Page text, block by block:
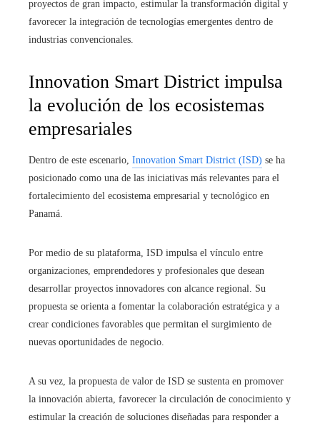
proyectos de gran impacto, estimular la transformación digital y
favorecer la integración de tecnologías emergentes dentro de
industrias convencionales.
Innovation Smart District impulsa
la evolución de los ecosistemas
empresariales
Dentro de este escenario, Innovation Smart District (ISD) se ha
posicionado como una de las iniciativas más relevantes para el
fortalecimiento del ecosistema empresarial y tecnológico en
Panamá.
Por medio de su plataforma, ISD impulsa el vínculo entre
organizaciones, emprendedores y profesionales que desean
desarrollar proyectos innovadores con alcance regional. Su
propuesta se orienta a fomentar la colaboración estratégica y a
crear condiciones favorables que permitan el surgimiento de
nuevas oportunidades de negocio.
A su vez, la propuesta de valor de ISD se sustenta en promover
la innovación abierta, favorecer la circulación de conocimiento y
estimular la creación de soluciones diseñadas para responder a